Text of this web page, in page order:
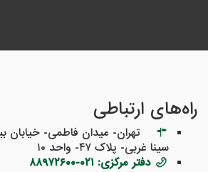
راه‌های ارتباطی
تهران- میدان فاطمی- خیابان
سینا غربی- پلاک ۴۷- واحد ۱۰
دفتر مرکزی: ۰۲۱-۸۸۹۷۲۶۰۰